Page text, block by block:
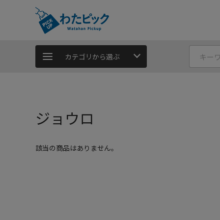
カテゴリから選ぶ
ジョウロ
該当の商品はありません。